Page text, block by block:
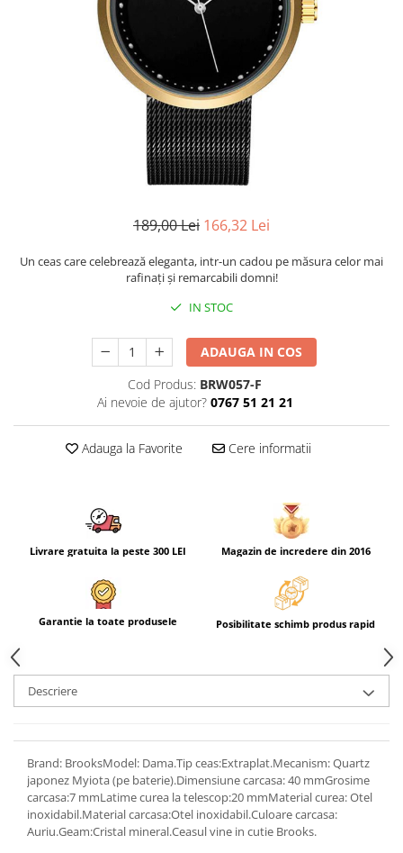
CEASURI DAMA
189,00 Lei 166,32 Lei
Un ceas care celebrează eleganta, intr-un cadou pe măsura celor mai
rafinaţi şi remarcabili domni!
IN STOC
ADAUGA IN COS
Cod Produs: BRW057-F
Ai nevoie de ajutor? 0767 51 21 21
Adauga la Favorite Cere informatii
Livrare gratuita la peste 300 LEI Magazin de incredere din 2016
Garantie la toate produsele Posibilitate schimb produs rapid
Descriere
Brand: BrooksModel: Dama.Tip ceas:Extraplat.Mecanism: Quartz
japonez Myiota (pe baterie).Dimensiune carcasa: 40 mmGrosime
carcasa:7 mmLatime curea la telescop:20 mmMaterial curea: Otel
inoxidabil.Material carcasa:Otel inoxidabil.Culoare carcasa:
Auriu.Geam:Cristal mineral.Ceasul vine in cutie Brooks.